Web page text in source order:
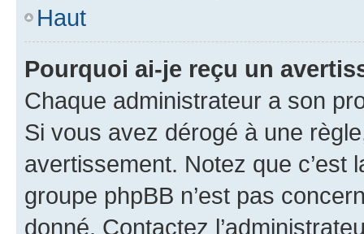
Haut
Pourquoi ai-je reçu un
Chaque administrateur a son
Si vous avez dérogé à une
avertissement. Notez que c’est
groupe phpBB n’est pas
donné. Contactez